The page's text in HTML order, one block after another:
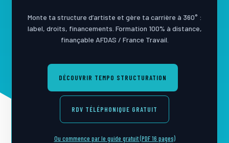
Monte ta structure d’artiste et gère ta carrière à 360° :
label, droits, financements. Formation 100% à distance,
finançable AFDAS / France Travail.
DÉCOUVRIR TEMPO STRUCTURATION
RDV TÉLÉPHONIQUE GRATUIT
Ou commence par le guide gratuit (PDF 16 pages)